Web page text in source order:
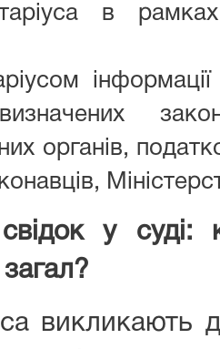
в
визначених
органів,
свідок у
загал?
викликають